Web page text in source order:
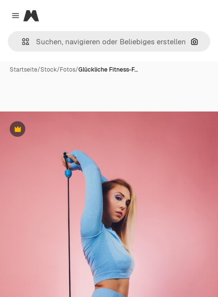
Close menu
Magnific
Nach
Startseite/Stock/Fotos/Glückliche Fitness-F…
Premium